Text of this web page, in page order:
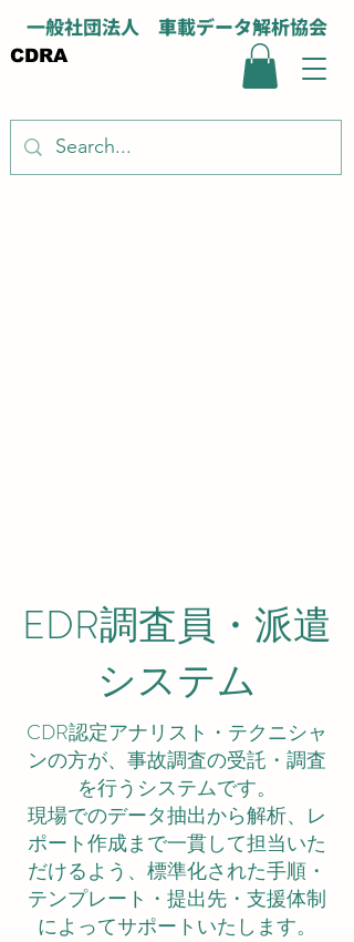
一般社団法人 車載データ解析協会
CDRA
EDR調査員・派遣
システム
CDR認定アナリスト・テクニシャ
ンの方が、事故調査の受託・調査
を行うシステムです。
現場でのデータ抽出から解析、レ
ポート作成まで一貫して担当いた
だけるよう、標準化された手順・
テンプレート・提出先・支援体制
によってサポートいたします。